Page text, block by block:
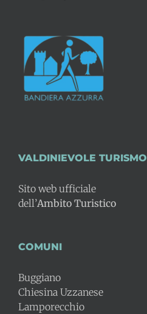
VALDINIEVOLE TURISMO
Sito web ufficiale
dell’Ambito Turistico
COMUNI
Buggiano
Chiesina Uzzanese
Lamporecchio